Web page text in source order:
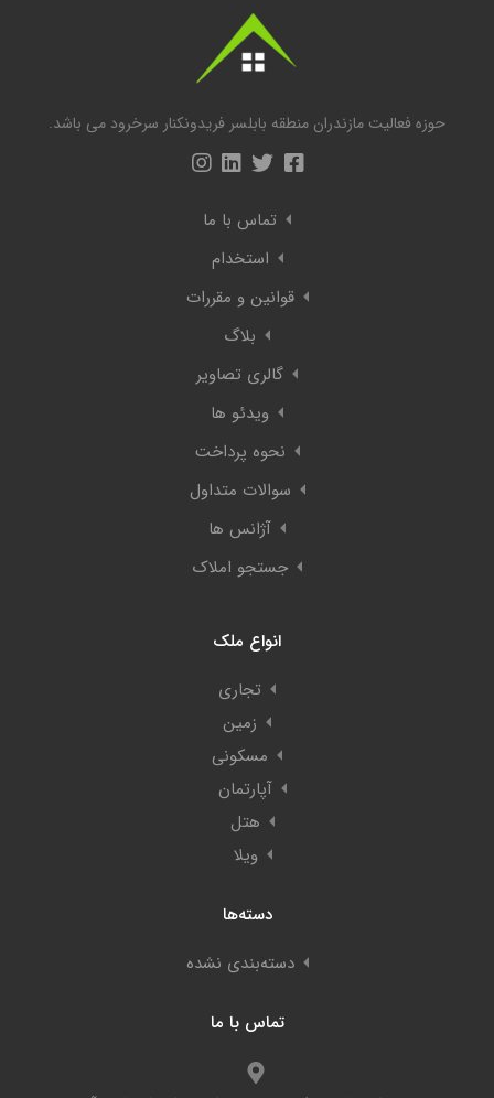
حوزه فعالیت مازندران منطقه بابلسر فریدونکنار سرخرود می باشد.
تماس با ما
استخدام
قوانین و مقررات
بلاگ
گالری تصاویر
ویدئو ها
نحوه پرداخت
سوالات متداول
آژانس ها
جستجو املاک
انواع ملک
تجاری
زمین
مسکونی
آپارتمان
هتل
ویلا
دسته‌ها
دسته‌بندی نشده
تماس با ما